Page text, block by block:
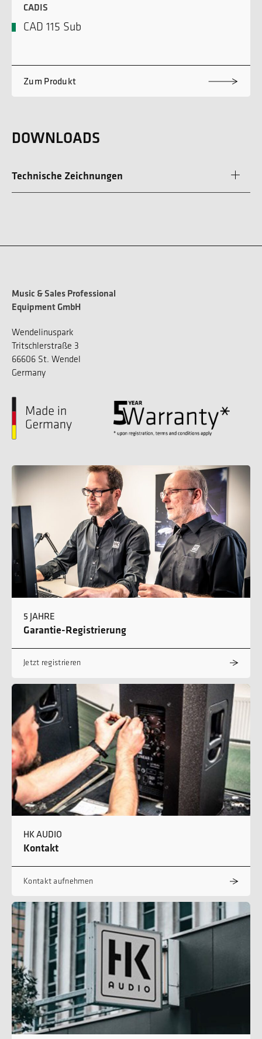
CADIS
CAD 115 Sub
Zum Produkt
DOWNLOADS
Technische Zeichnungen
Music & Sales Professional
Equipment GmbH
Wendelinuspark
Tritschlerstraße 3
66606 St. Wendel
Germany
5 JAHRE
Garantie-Registrierung
Jetzt registrieren
HK AUDIO
Kontakt
Kontakt aufnehmen